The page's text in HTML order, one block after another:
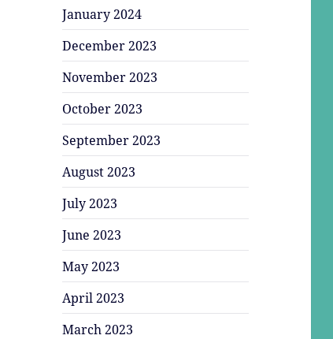
January 2024
December 2023
November 2023
October 2023
September 2023
August 2023
July 2023
June 2023
May 2023
April 2023
March 2023